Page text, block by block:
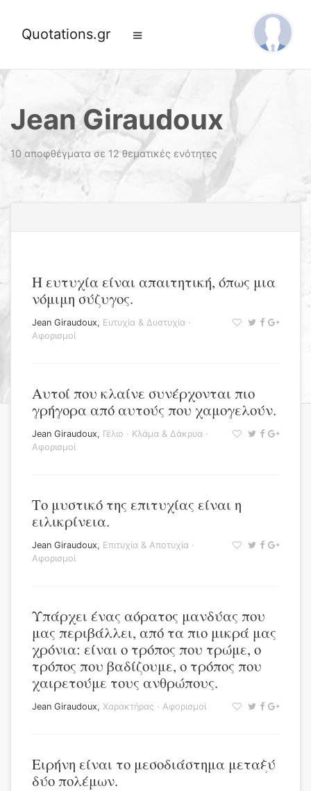
Quotations.gr
Jean Giraudoux
10 αποφθέγματα σε 12 θεματικές ενότητες
Η ευτυχία είναι απαιτητική, όπως μια
νόμιμη σύζυγος.
Jean Giraudoux, Ευτυχία & Δυστυχία ·
Αφορισμοί
Αυτοί που κλαίνε συνέρχονται πιο
γρήγορα από αυτούς που χαμογελούν.
Jean Giraudoux, Γέλιο · Κλάμα & Δάκρυα ·
Αφορισμοί
Το μυστικό της επιτυχίας είναι η
ειλικρίνεια.
Jean Giraudoux, Επιτυχία & Αποτυχία ·
Αφορισμοί
Υπάρχει ένας αόρατος μανδύας που
μας περιβάλλει, από τα πιο μικρά μας
χρόνια: είναι ο τρόπος που τρώμε, ο
τρόπος που βαδίζουμε, ο τρόπος που
χαιρετούμε τους ανθρώπους.
Jean Giraudoux, Χαρακτήρας · Αφορισμοί
Ειρήνη είναι το μεσοδιάστημα μεταξύ
δύο πολέμων.